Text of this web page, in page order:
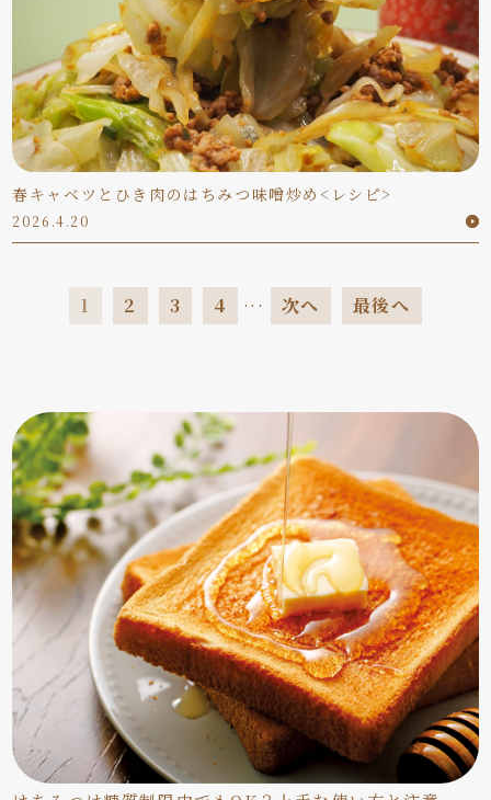
春キャベツとひき肉のはちみつ味噌炒め<レシピ>
2026.4.20
1 2 3 4 ... 次へ 最後へ